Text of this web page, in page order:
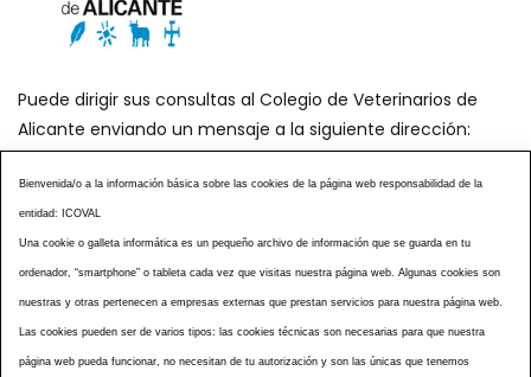
Puede dirigir sus consultas al Colegio de Veterinarios de
Alicante enviando un mensaje a la siguiente dirección:
secretaria@icoval.org
¿SABÍAS QUÉ?
CENTROS VETERINARIOS
TABLÓN ANUNCIOS
CURSOS Y EVENTOS
TÉRMINOS Y CONDICIONES
ESPECIAL COVID 19
Bienvenida/o a la información básica sobre las cookies de la página web responsabilidad de la
entidad: ICOVAL
Una cookie o galleta informática es un pequeño archivo de información que se guarda en tu
ordenador, “smartphone” o tableta cada vez que visitas nuestra página web. Algunas cookies son
nuestras y otras pertenecen a empresas externas que prestan servicios para nuestra página web.
Las cookies pueden ser de varios tipos: las cookies técnicas son necesarias para que nuestra
página web pueda funcionar, no necesitan de tu autorización y son las únicas que tenemos